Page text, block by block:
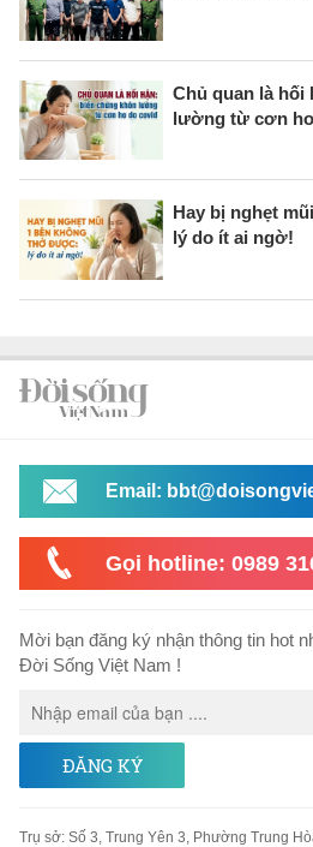
Chủ quan là hối
lường từ cơn
Hay bị nghẹt
lý do ít ai ngờ!
Email:
Gọi hotline: 0989
Mời bạn đăng ký nhận thông tin hot
Đời Sống Việt Nam !
ĐĂNG KÝ
Trụ sở: Số 3, Trung Yên 3, Phường Trung